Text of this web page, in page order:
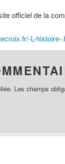
officiel de la
L-histoire-
Les champs